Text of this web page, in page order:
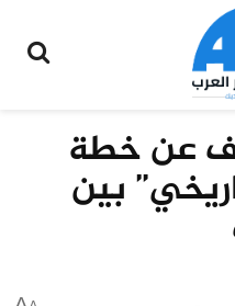
عن خطة
بين